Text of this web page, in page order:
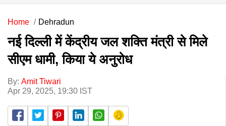
Home Dehradun
नई दिल्ली में केंद्रीय जल शक्ति मंत्री से मिले
सीएम धामी, किया ये अनुरोध
By: Amit Tiwari
Apr 29, 2025, 19:30 IST